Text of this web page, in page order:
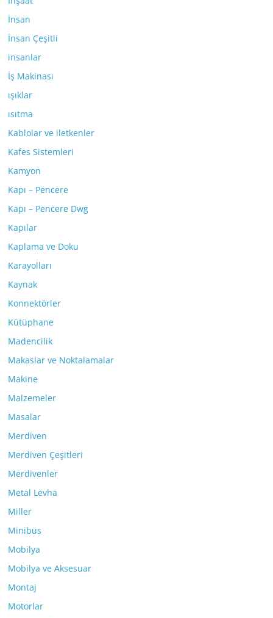
İnsan
İnsan Çeşitli
insanlar
İş Makinası
ışıklar
ısıtma
Kablolar ve iletkenler
Kafes Sistemleri
Kamyon
Kapı – Pencere
Kapı – Pencere Dwg
Kapılar
Kaplama ve Doku
Karayolları
Kaynak
Konnektörler
Kütüphane
Madencilik
Makaslar ve Noktalamalar
Makine
Malzemeler
Masalar
Merdiven
Merdiven Çeşitleri
Merdivenler
Metal Levha
Miller
Minibüs
Mobilya
Mobilya ve Aksesuar
Montaj
Motorlar